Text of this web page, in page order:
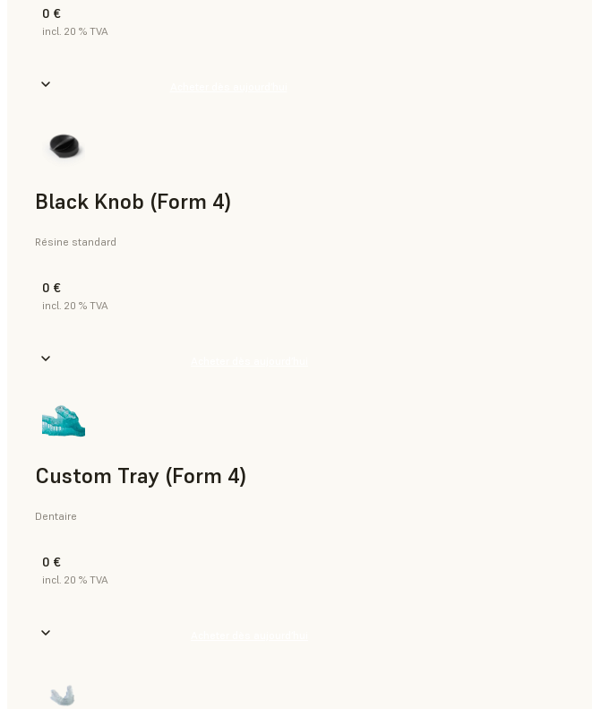
0 €
incl. 20 % TVA
Black Knob (Form 4)
Résine standard
0 €
incl. 20 % TVA
Custom Tray (Form 4)
Dentaire
0 €
incl. 20 % TVA